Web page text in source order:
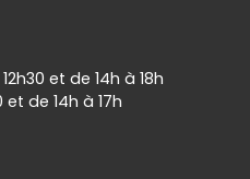
et de 14h à 18h
de 14h à 17h